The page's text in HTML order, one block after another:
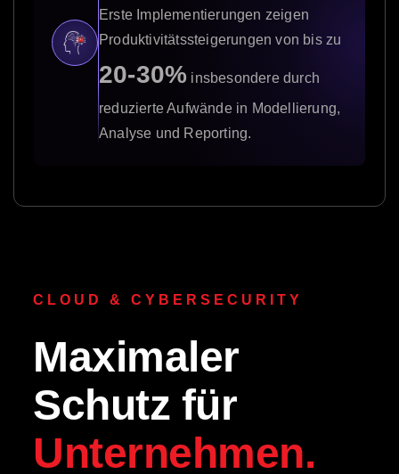
Erste Implementierungen zeigen
Produktivitätssteigerungen von bis zu
20-30% insbesondere durch
reduzierte Aufwände in Modellierung,
Analyse und Reporting.
CLOUD & CYBERSECURITY
Maximaler
Schutz für
Unternehmen.